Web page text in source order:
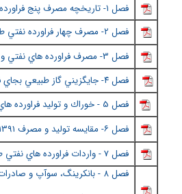
فصل ١- تاريخچه مصرف پنج فراورده اصلي از سال
فصل ٢ - مصرف چهار فراورده نفتي طي12ماهه سال
فصل 3- مصرف فراورده هاي نفتي و گاز طبيعي1391-1355
فصل ٤ - جايگزيني گاز طبيعي بجاي
فصل 5 - خوراك و توليد فراورده هاي عمده پالايشگاهها 1381 تا 1391
فصل ٦ - مقايسه توليد و مصرف 1391
فصل 7 - واردات فراورده هاي نفتي طي سالهاي 1391-135
فصل ٨
- بانكرينگ، سوآپ و صادرات